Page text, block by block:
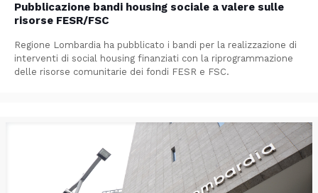
Pubblicazione bandi housing sociale a valere sulle
risorse FESR/FSC
Regione Lombardia ha pubblicato i bandi per la realizzazione di
interventi di social housing finanziati con la riprogrammazione
delle risorse comunitarie dei fondi FESR e FSC.